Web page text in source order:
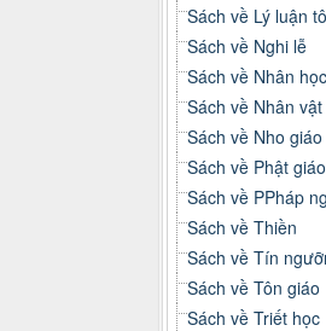
Sách về Lý luận
Sách về Nghi lễ
Sách về Nhân học
Sách về Nhân vật
Sách về Nho giáo
Sách về Phật giáo
Sách về PPháp
Sách về Thiền
Sách về Tín
Sách về Tôn giáo
Sách về Triết học